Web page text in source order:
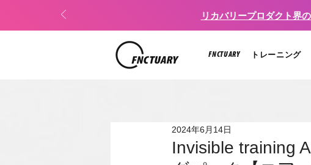
リカバリープロダクト界
FNCTUARY トレーニング
Invisible training
2024年6月14日